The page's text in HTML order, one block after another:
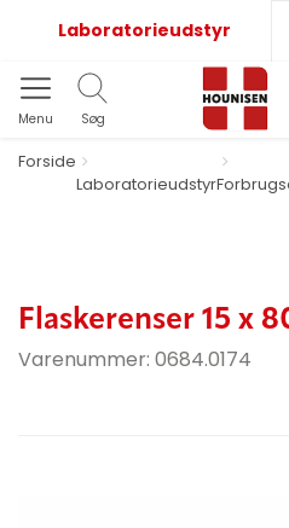
Laboratorieudstyr
Menu Søg
Forside
Laboratorieudstyr
Flaskerenser 15 x
Varenummer: 0684.0174